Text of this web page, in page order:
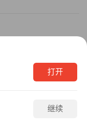
打开
继续